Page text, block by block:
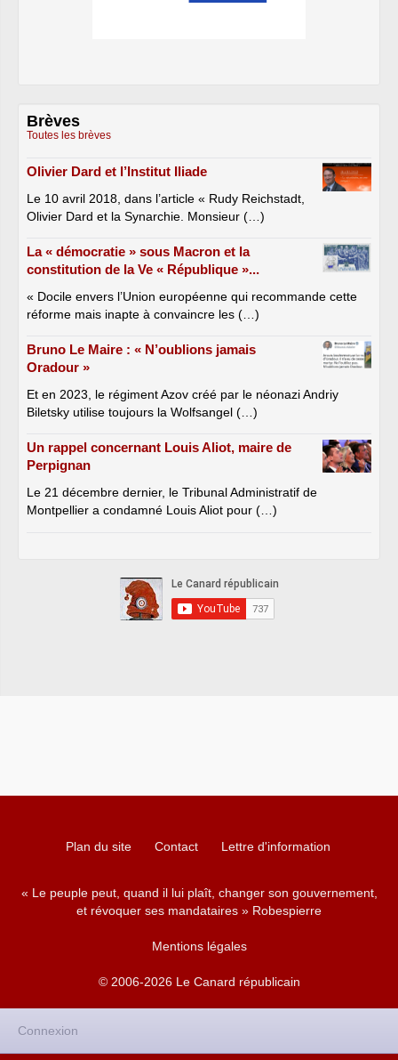
Brèves
Toutes les brèves
Olivier Dard et l’Institut Iliade
Le 10 avril 2018, dans l’article « Rudy Reichstadt,
Olivier Dard et la Synarchie. Monsieur (…)
La « démocratie » sous Macron et la
constitution de la Ve « République »...
« Docile envers l’Union européenne qui recommande cette
réforme mais inapte à convaincre les (…)
Bruno Le Maire : « N’oublions jamais
Oradour »
Et en 2023, le régiment Azov créé par le néonazi Andriy
Biletsky utilise toujours la Wolfsangel (…)
Un rappel concernant Louis Aliot, maire de
Perpignan
Le 21 décembre dernier, le Tribunal Administratif de
Montpellier a condamné Louis Aliot pour (…)
Plan du site Contact Lettre d'information
« Le peuple peut, quand il lui plaît, changer son gouvernement,
et révoquer ses mandataires » Robespierre
Mentions légales
© 2006-2026 Le Canard républicain
Connexion